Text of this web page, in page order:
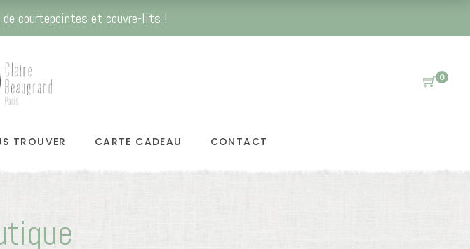
courtepointes et couvre-lits !
0
TROUVER CARTE CADEAU CONTACT